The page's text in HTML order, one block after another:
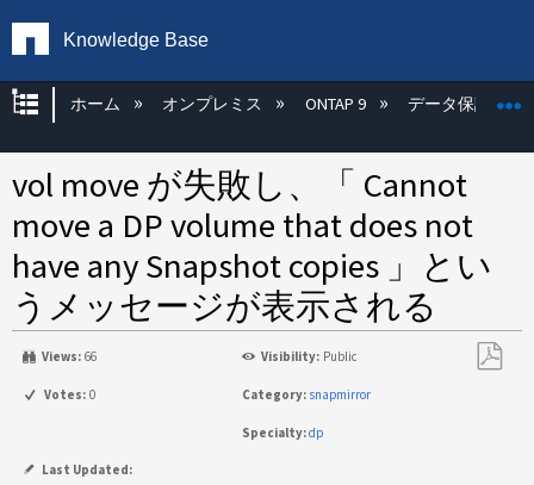
Knowledge Base
グローバル階層を展開/折りたたむ
ホーム オンプレミス ONTAP 9 データ保護
vol move が失敗し、「 Cannot
move a DP volume that does not
have any Snapshot copies 」とい
うメッセージが表示される
Views: 66 Visibility: Public
Votes: 0 Category: snapmirror
Specialty:dp
Last Updated: